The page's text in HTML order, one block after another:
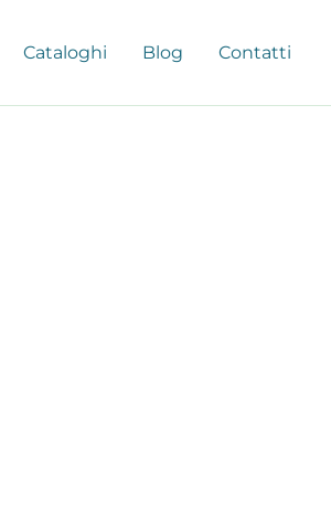
Cataloghi Blog Contatti